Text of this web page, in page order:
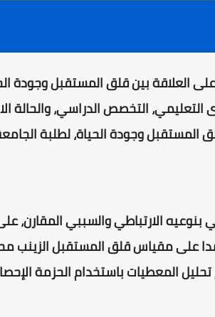
العلاقة بين قلق المستقبل وجودة
التعليمي، التخصص الدراسي،
وجودة الحياة، لطلبة
مقياس قلق المستقبل الزينب محمود شقير